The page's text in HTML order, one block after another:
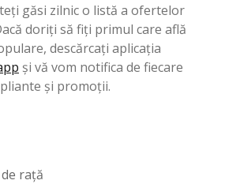
găsi zilnic o listă a ofertelor
doriți să fiți primul care află
descărcați aplicația
și vă vom notifica de fiecare
și promoții.
de rață